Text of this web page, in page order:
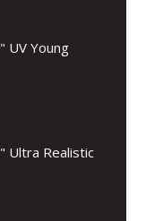
UV Young
Ultra Realistic